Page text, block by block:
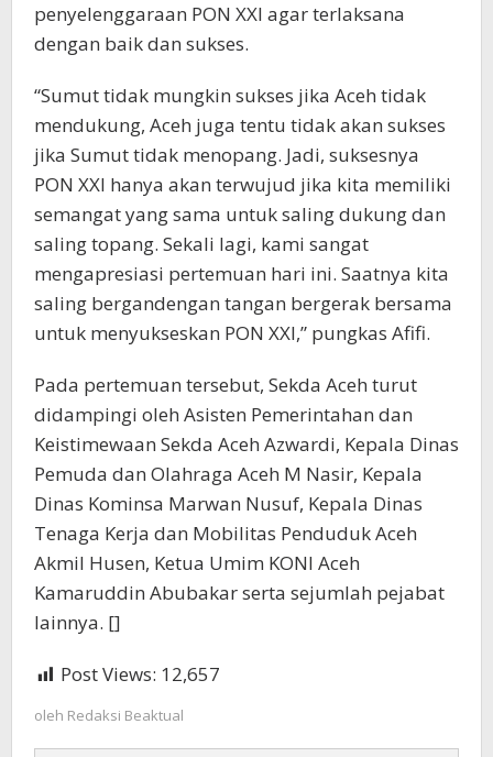
penyelenggaraan PON XXI agar terlaksana
dengan baik dan sukses.
“Sumut tidak mungkin sukses jika Aceh tidak
mendukung, Aceh juga tentu tidak akan sukses
jika Sumut tidak menopang. Jadi, suksesnya
PON XXI hanya akan terwujud jika kita memiliki
semangat yang sama untuk saling dukung dan
saling topang. Sekali lagi, kami sangat
mengapresiasi pertemuan hari ini. Saatnya kita
saling bergandengan tangan bergerak bersama
untuk menyukseskan PON XXI,” pungkas Afifi.
Pada pertemuan tersebut, Sekda Aceh turut
didampingi oleh Asisten Pemerintahan dan
Keistimewaan Sekda Aceh Azwardi, Kepala Dinas
Pemuda dan Olahraga Aceh M Nasir, Kepala
Dinas Kominsa Marwan Nusuf, Kepala Dinas
Tenaga Kerja dan Mobilitas Penduduk Aceh
Akmil Husen, Ketua Umim KONI Aceh
Kamaruddin Abubakar serta sejumlah pejabat
lainnya. []
Post Views: 12,657
oleh Redaksi Beaktual